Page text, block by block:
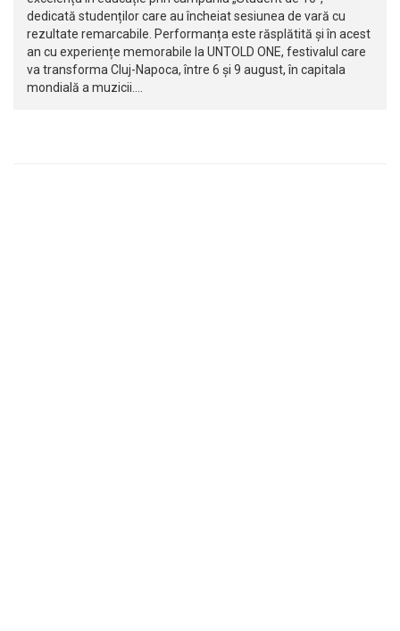
dedicată studenților care au încheiat sesiunea de vară cu
rezultate remarcabile. Performanța este răsplătită și în acest
an cu experiențe memorabile la UNTOLD ONE, festivalul care
va transforma Cluj-Napoca, între 6 și 9 august, în capitala
mondială a muzicii.…